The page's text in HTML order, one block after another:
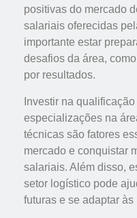
positivas do mercado
salariais oferecidas
importante estar
desafios da área,
por resultados.
Investir na
especializações na
técnicas são fatores
mercado e conquistar
salariais. Além disso,
setor logístico pode
futuras e se adaptar